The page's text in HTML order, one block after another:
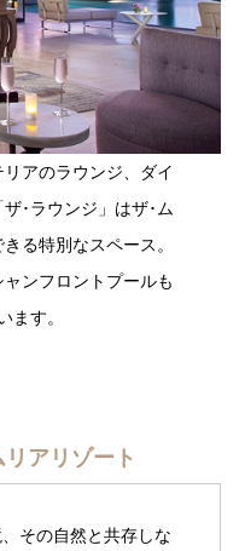
アのラウンジ、ダイ
･ラウンジ」はザ･ム
る特別なスペース。
ンフロントプールも
ます。
アリゾート
その自然と共存しな